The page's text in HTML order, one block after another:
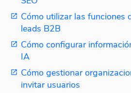
Cómo utilizar las funciones
leads B2B
Cómo configurar
IA
Cómo gestionar
invitar usuarios